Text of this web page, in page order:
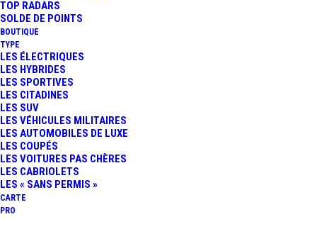
TOP RADARS
SOLDE DE POINTS
BOUTIQUE
TYPE
LES ÉLECTRIQUES
LES HYBRIDES
LES SPORTIVES
LES CITADINES
LES SUV
LES VÉHICULES MILITAIRES
LES AUTOMOBILES DE LUXE
LES COUPÉS
LES VOITURES PAS CHÈRES
LES CABRIOLETS
LES « SANS PERMIS »
CARTE
PRO
7 juillet 2015
GT TOUR – LE VIGEANT :
L’ÉTÉ DES GT3 EN
PHOTOS BY STEVE
ARRIGNON…